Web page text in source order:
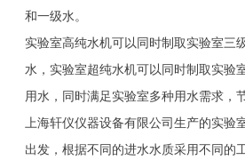
和一级水。
实验室高纯水机可以同时制取实验室三
水，实验室超纯水机可以同时制取实验
用水，同时满足实验室多种用水需求，
上海轩仪仪器设备有限公司生产的实验
出发，根据不同的进水水质采用不同的